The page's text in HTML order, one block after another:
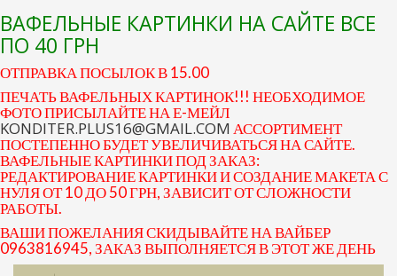
ВАФЕЛЬНЫЕ КАРТИНКИ НА САЙТЕ ВСЕ
ПО 40 ГРН
ОТПРАВКА ПОСЫЛОК В 15.00
ПЕЧАТЬ ВАФЕЛЬНЫХ КАРТИНОК!!! НЕОБХОДИМОЕ
ФОТО ПРИСЫЛАЙТЕ НА Е-МЕЙЛ
KONDITER.PLUS16@GMAIL.COM АССОРТИМЕНТ
ПОСТЕПЕННО БУДЕТ УВЕЛИЧИВАТЬСЯ НА САЙТЕ.
ВАФЕЛЬНЫЕ КАРТИНКИ ПОД ЗАКАЗ:
РЕДАКТИРОВАНИЕ КАРТИНКИ И СОЗДАНИЕ МАКЕТА С
НУЛЯ ОТ 10 ДО 50 ГРН, ЗАВИСИТ ОТ СЛОЖНОСТИ
РАБОТЫ.
ВАШИ ПОЖЕЛАНИЯ СКИДЫВАЙТЕ НА ВАЙБЕР
0963816945, ЗАКАЗ ВЫПОЛНЯЕТСЯ В ЭТОТ ЖЕ ДЕНЬ